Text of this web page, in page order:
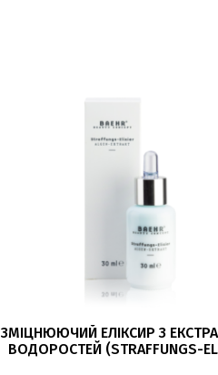
ДОДАТИ В КОШИК
ЗМІЦНЮЮЧИЙ ЕЛІКСИР З
ВОДОРОСТЕЙ (STRAFFUNGS-